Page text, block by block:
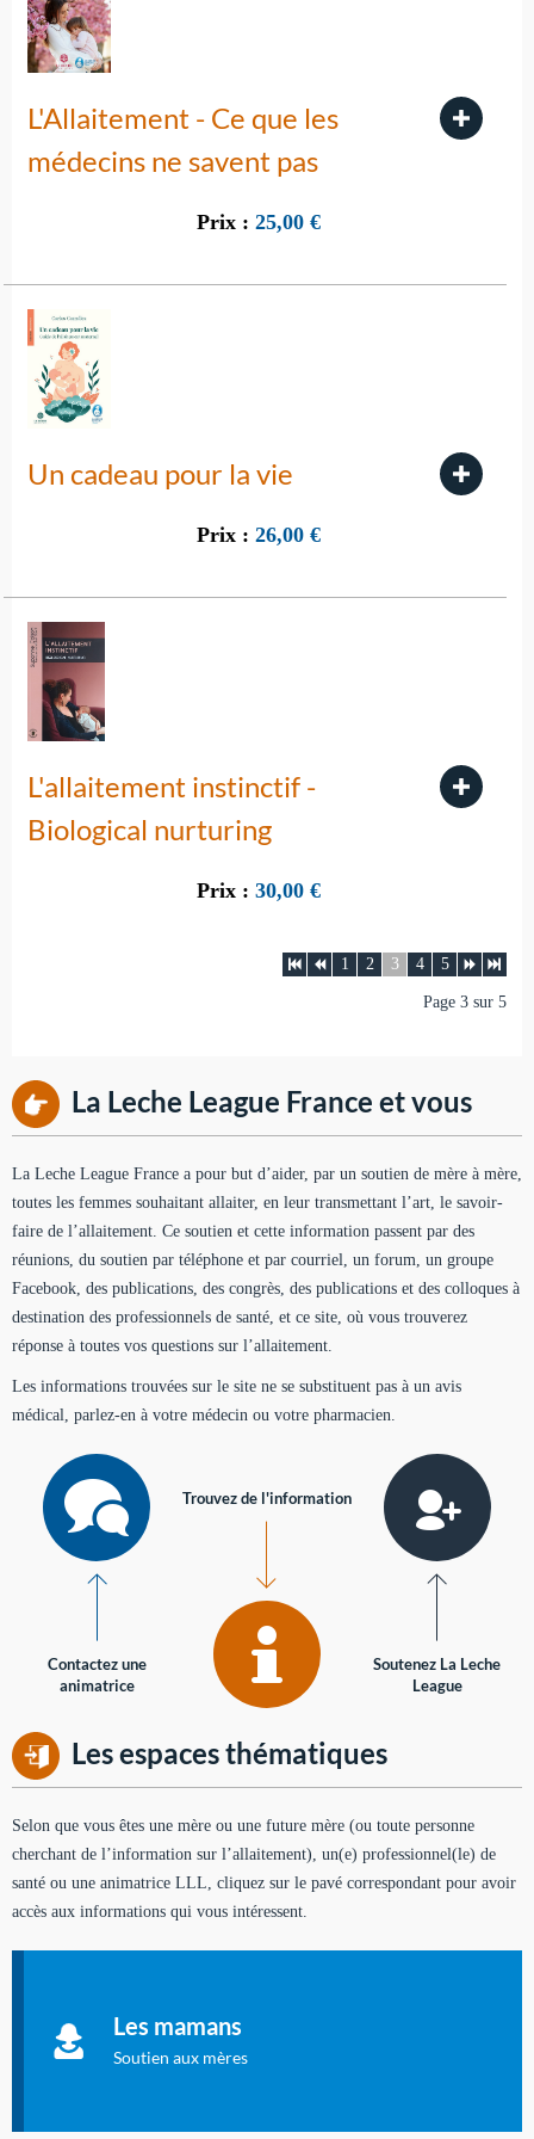
L'Allaitement - Ce que les
médecins ne savent pas
Prix : 25,00 €
Un cadeau pour la vie
Prix : 26,00 €
L'allaitement instinctif -
Biological nurturing
Prix : 30,00 €
1 2 3 4 5
Page 3 sur 5
La Leche League France et vous
La Leche League France a pour but d’aider, par un soutien de mère à mère,
toutes les femmes souhaitant allaiter, en leur transmettant l’art, le savoir-
faire de l’allaitement. Ce soutien et cette information passent par des
réunions, du soutien par téléphone et par courriel, un forum, un groupe
Facebook, des publications, des congrès, des publications et des colloques à
destination des professionnels de santé, et ce site, où vous trouverez
réponse à toutes vos questions sur l’allaitement.
Les informations trouvées sur le site ne se substituent pas à un avis
médical, parlez-en à votre médecin ou votre pharmacien.
Contactez une
animatrice
Trouvez de l'information
Soutenez La Leche
League
Les espaces thématiques
Selon que vous êtes une mère ou une future mère (ou toute personne
cherchant de l’information sur l’allaitement), un(e) professionnel(le) de
santé ou une animatrice LLL, cliquez sur le pavé correspondant pour avoir
accès aux informations qui vous intéressent.
Les mamans
Soutien aux mères
à allaiter et vous informer : toutes les rubriques qui
concernent l'allaitement.